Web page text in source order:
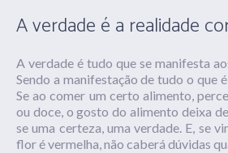
A verdade é a realidade
A verdade é tudo que se manifesta
Sendo a manifestação de tudo o que
Se ao comer um certo alimento,
ou doce, o gosto do alimento deixa
se uma certeza, uma verdade. E, se
flor é vermelha, não caberá dúvidas